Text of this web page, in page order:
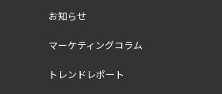
お知らせ
マーケティングコラム
トレンドレポート